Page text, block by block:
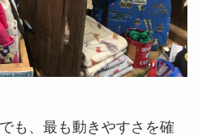
も、最も動きやすさを確